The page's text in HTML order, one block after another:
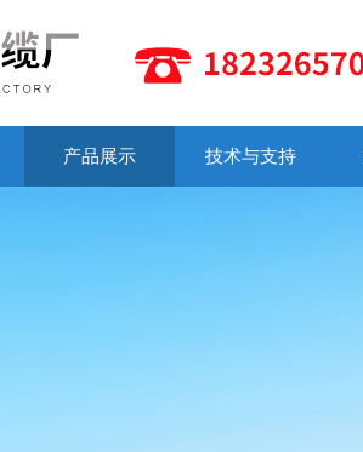
产品展示 技术与支持